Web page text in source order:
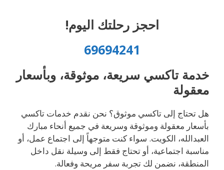
احجز رحلتك اليوم!
69694241
خدمة تاكسي سريعة، موثوقة، وبأسعار
معقولة
هل تحتاج إلى تاكسي موثوق؟ نحن نقدم خدمات تاكسي
بأسعار معقولة وموثوقة وسريعة في جميع أنحاء مبارك
العبدالله، الكويت. سواء كنت متوجهاً إلى اجتماع عمل، أو
مناسبة اجتماعية، أو تحتاج فقط إلى وسيلة نقل داخل
المنطقة، نضمن لك تجربة سفر مريحة وفعالة.